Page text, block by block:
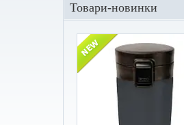
Товари-новинки